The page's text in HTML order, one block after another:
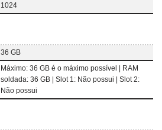
1024
36 GB
Máximo: 36 GB é o máximo possível | RAM
soldada: 36 GB | Slot 1: Não possui | Slot 2:
Não possui